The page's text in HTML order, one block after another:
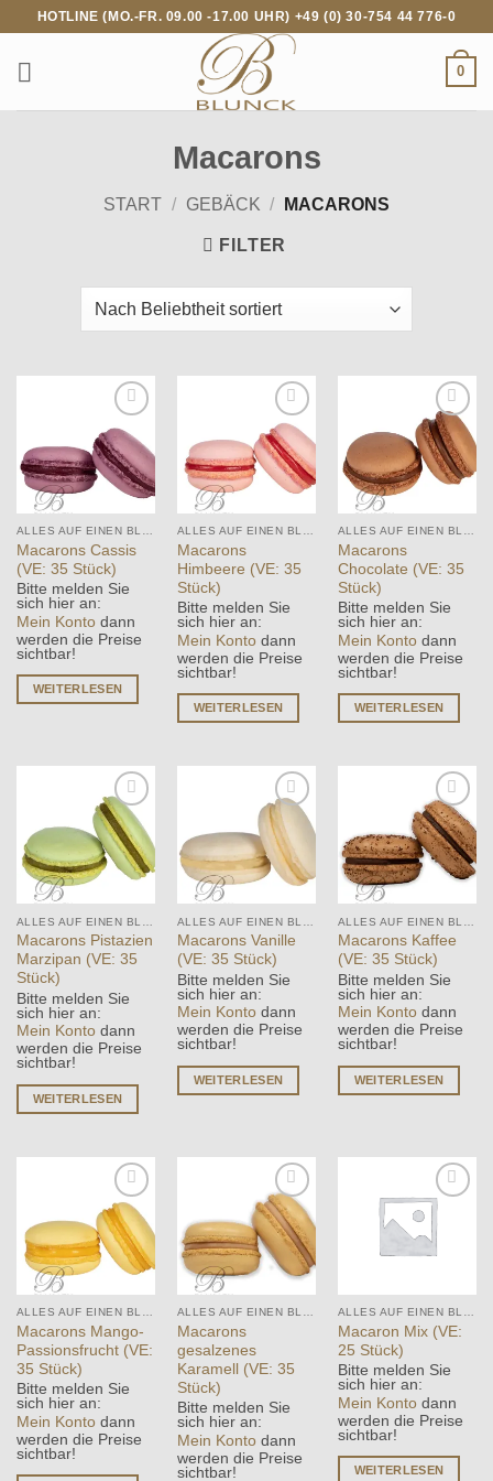
springen
HOTLINE (MO.-FR. 09.00 -17.00 UHR) +49 (0) 30-754 44 776-0
0
Macarons
START / GEBÄCK / MACARONS
FILTER
Add to
wishlist
Macarons Cassis
(VE: 35 Stück)
Bitte melden Sie
sich hier an:
Mein Kontodann
werden die Preise
sichtbar!
WEITERLESEN
Add to
wishlist
Macarons
Himbeere (VE: 35
Stück)
Bitte melden Sie
sich hier an:
Mein Kontodann
werden die Preise
sichtbar!
WEITERLESEN
Add to
wishlist
Macarons
Chocolate (VE: 35
Stück)
Bitte melden Sie
sich hier an:
Mein Kontodann
werden die Preise
sichtbar!
WEITERLESEN
Add to
wishlist
Macarons Pistazien
Marzipan (VE: 35
Stück)
Bitte melden Sie
sich hier an:
Mein Kontodann
werden die Preise
sichtbar!
WEITERLESEN
Add to
wishlist
Macarons Vanille
(VE: 35 Stück)
Bitte melden Sie
sich hier an:
Mein Kontodann
werden die Preise
sichtbar!
WEITERLESEN
Add to
wishlist
Macarons Kaffee
(VE: 35 Stück)
Bitte melden Sie
sich hier an:
Mein Kontodann
werden die Preise
sichtbar!
WEITERLESEN
Add to
wishlist
Macarons Mango-
Passionsfrucht (VE:
35 Stück)
Bitte melden Sie
sich hier an:
Mein Kontodann
werden die Preise
sichtbar!
Add to
wishlist
Macarons
gesalzenes
Karamell (VE: 35
Stück)
Bitte melden Sie
sich hier an:
Mein Kontodann
werden die Preise
sichtbar!
Add to
Macaron Mix (VE:
25 Stück)
Bitte melden Sie
sich hier an:
Mein Kontodann
werden die Preise
sichtbar!
WEITERLESEN